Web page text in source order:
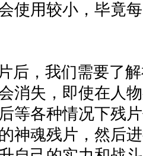
使用较小，毕竟
后，我们需要了
消失，即使在人
等各种情况下残
神魂残片，然后